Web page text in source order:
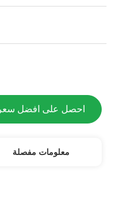
احصل على افضل سعر
معلومات مفصلة